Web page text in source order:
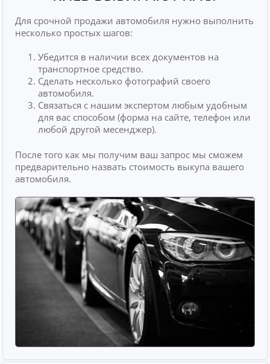
Для срочной продажи автомобиля нужно выполнить
несколько простых шагов:
Убедится в наличии всех документов на
транспортное средство.
Сделать несколько фотографий своего
автомобиля.
Связаться с нашим экспертом любым удобным
для вас способом (форма на сайте, телефон или
любой другой месенджер).
После того как мы получим ваш запрос мы сможем
предварительно назвать стоимость выкупа вашего
автомобиля.